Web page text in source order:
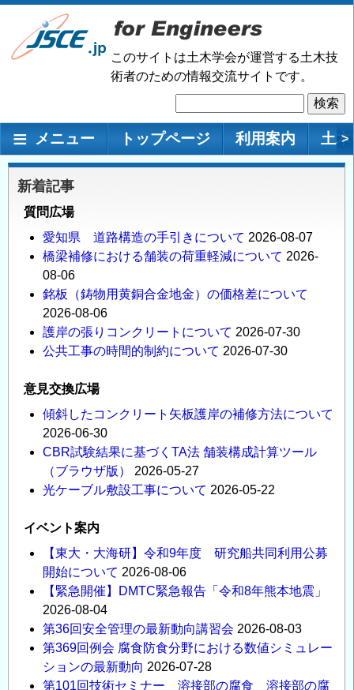
メ
ン
に
このサイトは土木学会が運営する土木技
術者のための情報交流サイトです。
索
メインナビゲーション
メニュー トップページ 利用案内 土 >
新着記事
質問広場
愛知県 道路構造の手引きについて 2026-08-07
橋梁補修における舗装の荷重軽減について 2026-
08-06
銘板（鋳物用黄銅合金地金）の価格差について
2026-08-06
護岸の張りコンクリートについて 2026-07-30
公共工事の時間的制約について 2026-07-30
意見交換広場
傾斜したコンクリート矢板護岸の補修方法について
2026-06-30
CBR試験結果に基づくTA法 舗装構成計算ツール
（ブラウザ版）
2026-05-27
光ケーブル敷設工事について 2026-05-22
イベント案内
【東大・大海研】令和9年度 研究船共同利用公募
開始について 2026-08-06
【緊急開催】DMTC緊急報告「令和8年熊本地震」
2026-08-04
第36回安全管理の最新動向講習会 2026-08-03
第369回例会 腐食防食分野における数値シミュレー
ションの最新動向 2026-07-28
第101回技術セミナー 溶接部の腐食 溶接部の腐